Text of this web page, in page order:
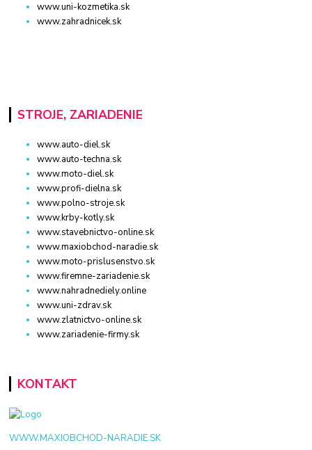
www.uni-kozmetika.sk
www.zahradnicek.sk
STROJE, ZARIADENIE
www.auto-diel.sk
www.auto-techna.sk
www.moto-diel.sk
www.profi-dielna.sk
www.polno-stroje.sk
www.krby-kotly.sk
www.stavebnictvo-online.sk
www.maxiobchod-naradie.sk
www.moto-prislusenstvo.sk
www.firemne-zariadenie.sk
www.nahradnediely.online
www.uni-zdrav.sk
www.zlatnictvo-online.sk
www.zariadenie-firmy.sk
KONTAKT
WWW.MAXIOBCHOD-NARADIE.SK